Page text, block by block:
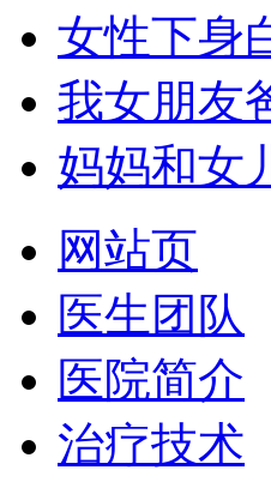
女性下身
我女朋友
妈妈和女
网站页
医生团队
医院简介
治疗技术